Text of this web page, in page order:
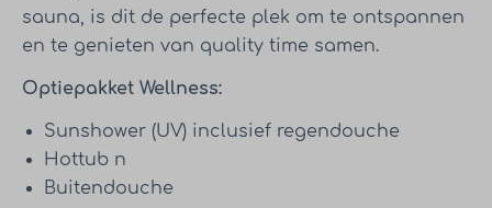
sauna, is dit de perfecte plek om te ontspannen
en te genieten van quality time samen.
Optiepakket Wellness:
Sunshower (UV) inclusief regendouche
Hottub n
Buitendouche